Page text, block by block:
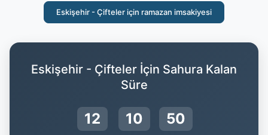
Eskişehir - Çifteler için ramazan imsakiyesi
Eskişehir - Çifteler İçin Sahura Kalan
Süre
12 10 49